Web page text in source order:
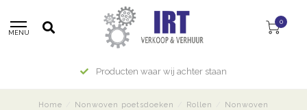
MENU
0
Producten waar wij achter staan
Home Nonwoven poetsdoeken Rollen
Nonwoven